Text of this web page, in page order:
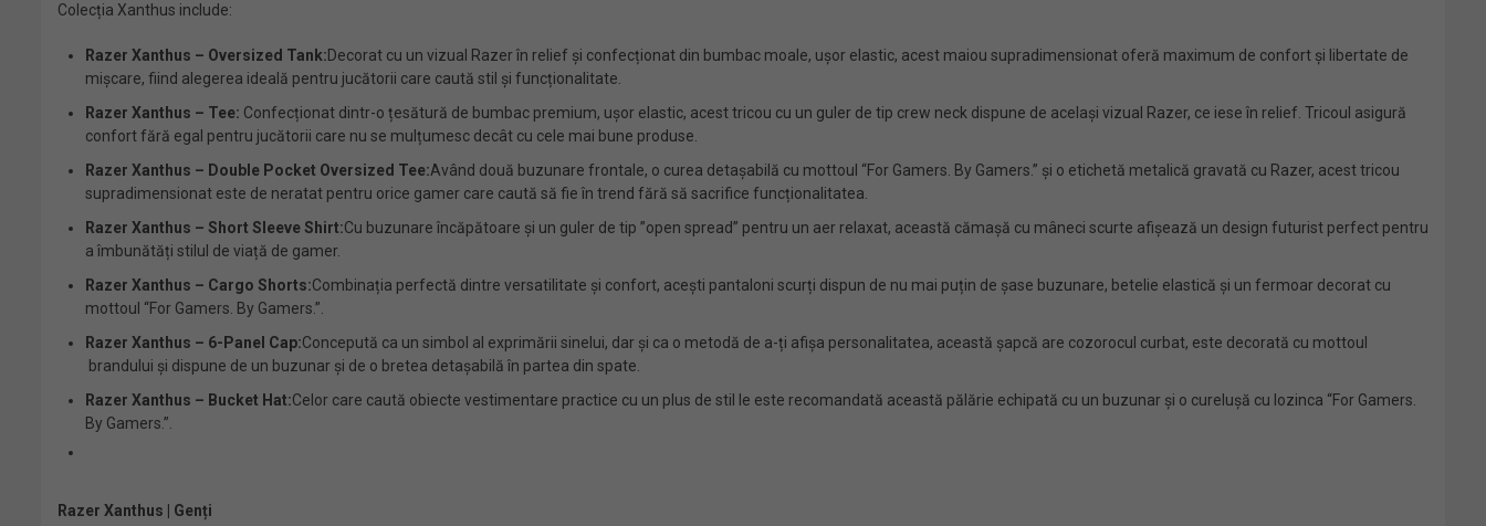
Colecția Xanthus include:
Razer Xanthus – Oversized Tank:Decorat cu un vizual Razer în relief și confecționat din bumbac moale, ușor elastic, acest maiou supradimensionat oferă maximum de confort și libertate de
mișcare, fiind alegerea ideală pentru jucătorii care caută stil și funcționalitate.
Razer Xanthus – Tee: Confecționat dintr-o țesătură de bumbac premium, ușor elastic, acest tricou cu un guler de tip crew neck dispune de același vizual Razer, ce iese în relief. Tricoul asigură
confort fără egal pentru jucătorii care nu se mulțumesc decât cu cele mai bune produse.
Razer Xanthus – Double Pocket Oversized Tee:Având două buzunare frontale, o curea detașabilă cu mottoul “For Gamers. By Gamers.” și o etichetă metalică gravată cu Razer, acest tricou
supradimensionat este de neratat pentru orice gamer care caută să fie în trend fără să sacrifice funcționalitatea.
Razer Xanthus – Short Sleeve Shirt:Cu buzunare încăpătoare și un guler de tip ”open spread” pentru un aer relaxat, această cămașă cu mâneci scurte afișează un design futurist perfect pentru
a îmbunătăți stilul de viață de gamer.
Razer Xanthus – Cargo Shorts:Combinația perfectă dintre versatilitate și confort, acești pantaloni scurți dispun de nu mai puțin de șase buzunare, betelie elastică și un fermoar decorat cu
mottoul “For Gamers. By Gamers.”.
Razer Xanthus – 6-Panel Cap:Concepută ca un simbol al exprimării sinelui, dar și ca o metodă de a-ți afișa personalitatea, această șapcă are cozorocul curbat, este decorată cu mottoul
brandului și dispune de un buzunar și de o bretea detașabilă în partea din spate.
Razer Xanthus – Bucket Hat:Celor care caută obiecte vestimentare practice cu un plus de stil le este recomandată această pălărie echipată cu un buzunar și o curelușă cu lozinca “For Gamers.
By Gamers.”.
Razer Xanthus | Genți